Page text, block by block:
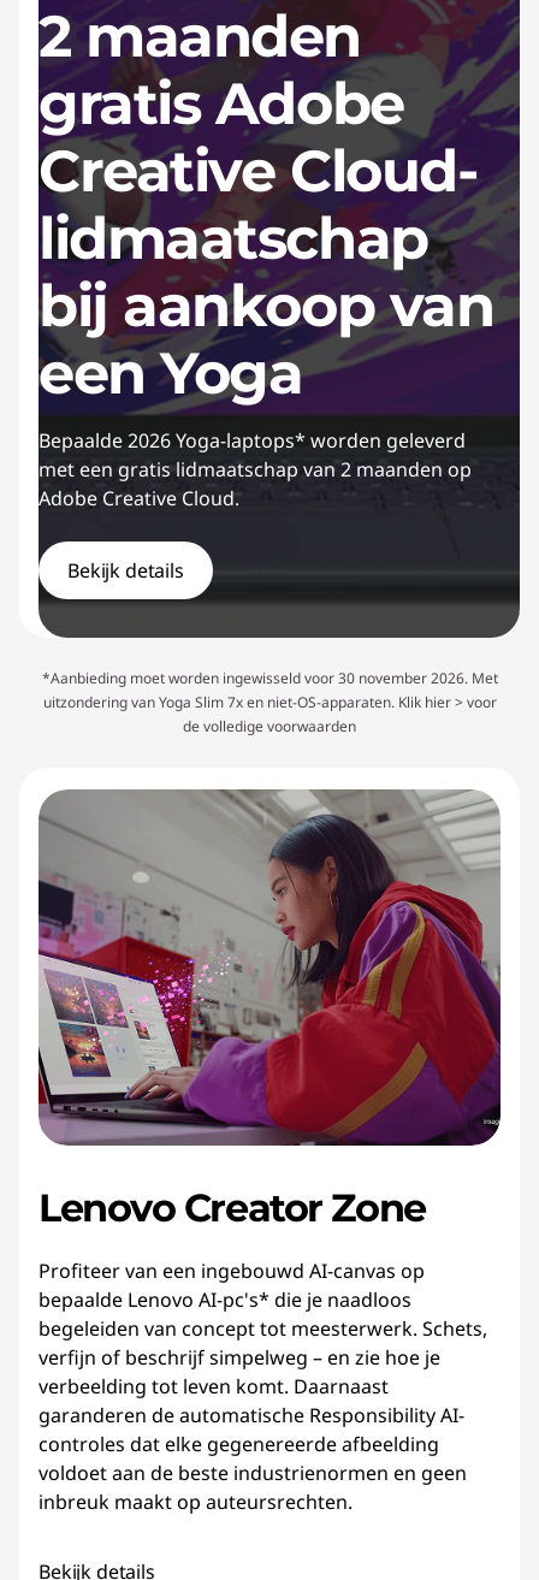
2 maanden
gratis Adobe
Creative Cloud-
lidmaatschap
bij aankoop van
een Yoga
Bepaalde 2026 Yoga-laptops* worden geleverd
met een gratis lidmaatschap van 2 maanden op
Adobe Creative Cloud.
Bekijk details
*Aanbieding moet worden ingewisseld voor 30 november 2026. Met
uitzondering van Yoga Slim 7x en niet-OS-apparaten. Klik hier > voor
de volledige voorwaarden
Lenovo Creator Zone
Profiteer van een ingebouwd AI-canvas op
bepaalde Lenovo AI-pc's* die je naadloos
begeleiden van concept tot meesterwerk. Schets,
verfijn of beschrijf simpelweg – en zie hoe je
verbeelding tot leven komt. Daarnaast
garanderen de automatische Responsibility AI-
controles dat elke gegenereerde afbeelding
voldoet aan de beste industrienormen en geen
inbreuk maakt op auteursrechten.
Bekijk details